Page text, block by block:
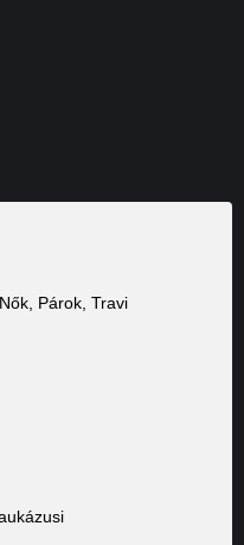
Párok, Travi